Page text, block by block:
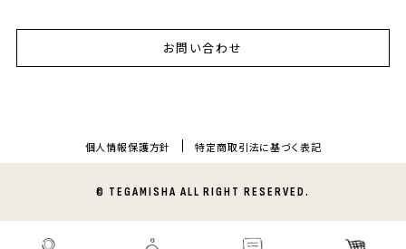
お問い合わせ
個人情報保護方針 特定商取引法に基づく表記
© TEGAMISHA ALL RIGHT RESERVED.